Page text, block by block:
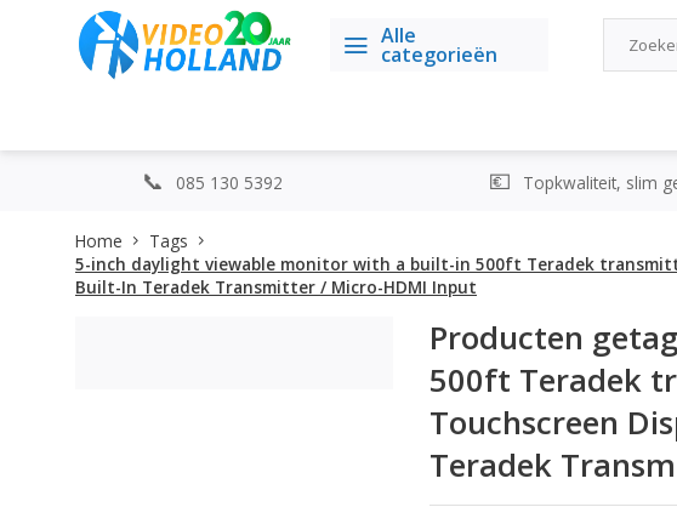
Alle
categorieën
085 130 5392 Topkwaliteit, slim
Home
Tags
5-inch daylight viewable monitor with a built-in 500ft Teradek
Built-In Teradek Transmitter / Micro-HDMI Input
Producten
500ft Teradek
Touchscreen
Teradek